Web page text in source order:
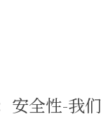
安全性-我